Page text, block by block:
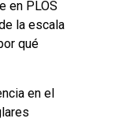
en PLOS
la escala
qué
en el